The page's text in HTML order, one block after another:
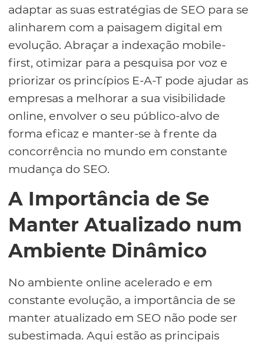
adaptar as suas estratégias de SEO para se
alinharem com a paisagem digital em
evolução. Abraçar a indexação mobile-
first, otimizar para a pesquisa por voz e
priorizar os princípios E-A-T pode ajudar as
empresas a melhorar a sua visibilidade
online, envolver o seu público-alvo de
forma eficaz e manter-se à frente da
concorrência no mundo em constante
mudança do SEO.
A Importância de Se
Manter Atualizado num
Ambiente Dinâmico
No ambiente online acelerado e em
constante evolução, a importância de se
manter atualizado em SEO não pode ser
subestimada. Aqui estão as principais